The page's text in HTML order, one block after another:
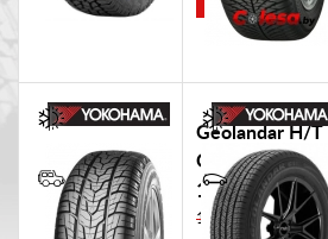
Geolandar H/T
G038
1 041,00 BYN
1 103,46 BYN
265